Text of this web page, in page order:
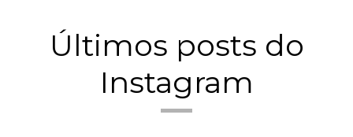
Últimos posts do
Instagram